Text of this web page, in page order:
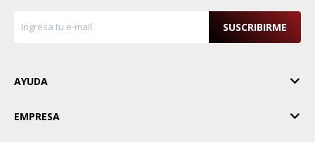
SUSCRIBIRME
AYUDA
EMPRESA